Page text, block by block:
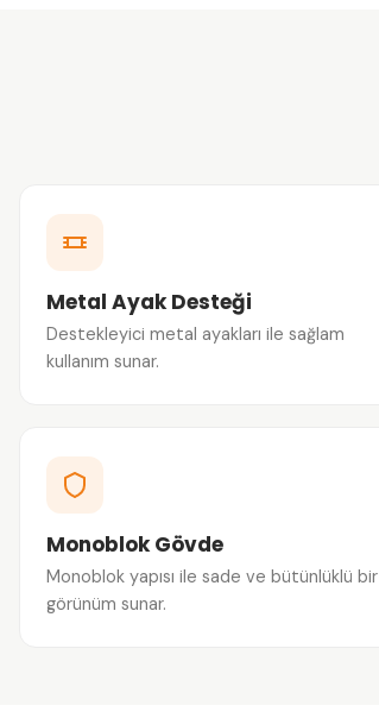
Metal Ayak Desteği
Destekleyici metal ayakları ile sağlam
kullanım sunar.
Monoblok Gövde
Monoblok yapısı ile sade ve bütünlüklü bir
görünüm sunar.